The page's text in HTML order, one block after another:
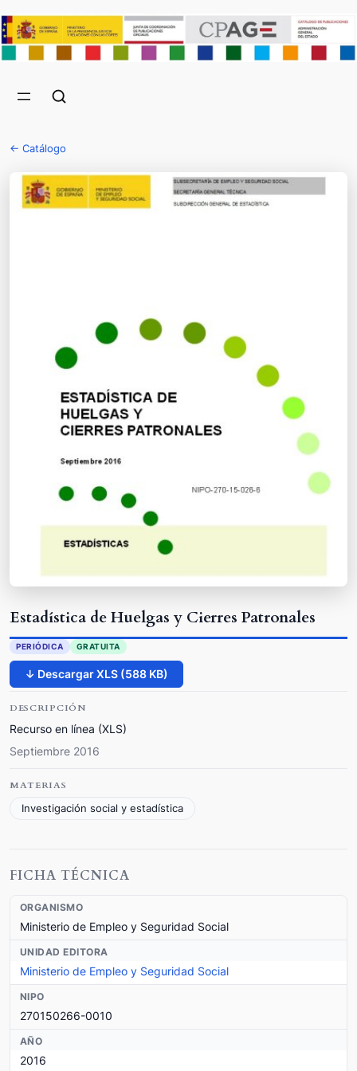
← Catálogo
Estadística de Huelgas y Cierres Patronales
PERIÓDICA GRATUITA
↓ Descargar XLS (588 KB)
DESCRIPCIÓN
Recurso en línea (XLS)
Septiembre 2016
MATERIAS
Investigación social y estadística
FICHA TÉCNICA
ORGANISMO
Ministerio de Empleo y Seguridad Social
UNIDAD EDITORA
Ministerio de Empleo y Seguridad Social
NIPO
270150266-0010
AÑO
2016